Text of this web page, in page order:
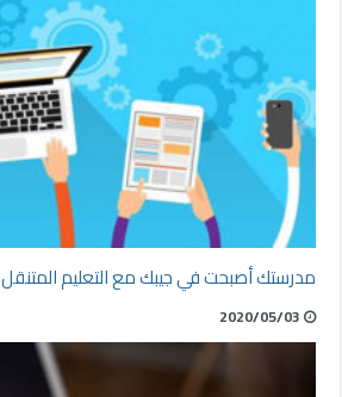
مدرستك أصبحت في جيبك مع التعليم المتنقل
2020/05/03